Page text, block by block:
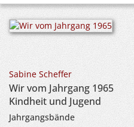
Sabine Scheffer
Wir vom Jahrgang 1965
Kindheit und Jugend
Jahrgangsbände